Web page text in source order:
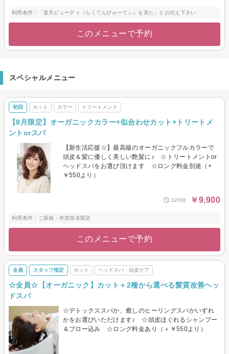
利用条件：「楽天ビューティ（らくてんびゅーてぃ）を見た」とお伝え下さい
このメニューで予約
スペシャルメニュー
初回 カット カラー トリートメント
【8月限定】オーガニックカラー+似合わせカット+トリートメ
ントorスパ
【新生活応援☆】最高級のオーガニックフルカラーで
頭皮＆髪に優しく美しい艶髪に♪ ☆トリートメントor
ヘッドスパをお選び頂けます ☆ロング料金別途（+
￥550より）
120分 ￥9,900
利用条件：ご新規・作並指名限定
このメニューで予約
全員 スタッフ指定 カット ヘッドスパ・頭皮ケア
☆全員☆【オーガニック】カット＋2種から選べる髪質改善ヘッ
ドスパ
☆デトックススパか、癒しのヒーリングスパかいずれ
かをお選びいただけます♪ ☆頭皮ほぐれるシャンプー
＆ブロー込み ☆ロング料金あり（＋￥550より）